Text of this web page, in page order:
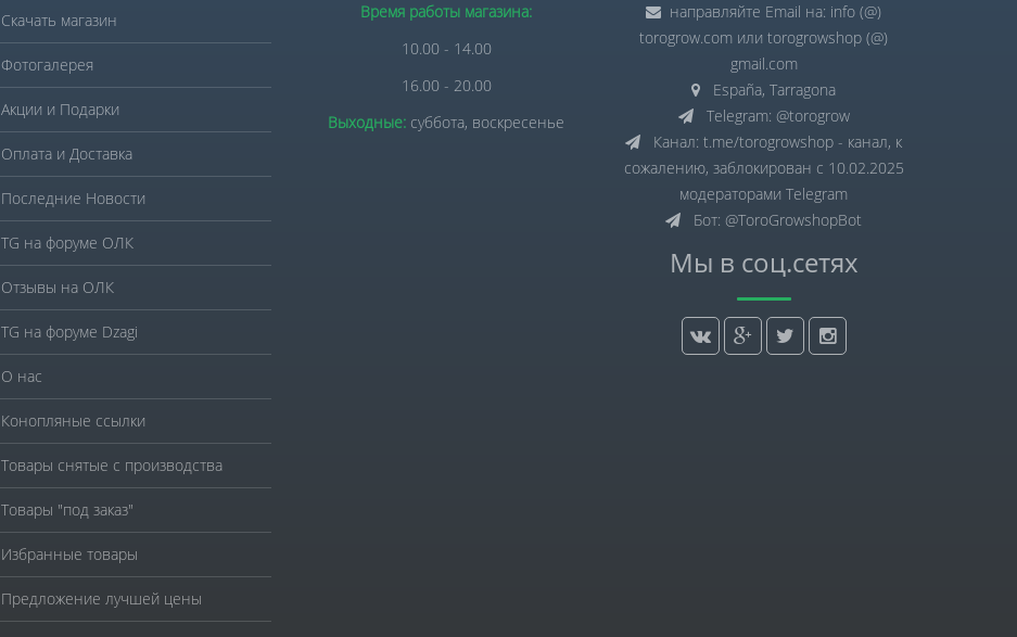
Скачать магазин
Фотогалерея
Акции и Подарки
Оплата и Доставка
Последние Новости
TG на форуме ОЛК
Отзывы на ОЛК
TG на форуме Dzagi
О нас
Конопляные ссылки
Товары снятые с производства
Товары "под заказ"
Избранные товары
Предложение лучшей цены
Время работы магазина:
10.00 - 14.00
16.00 - 20.00
Выходные: суббота, воскресенье
направляйте Email на: info (@)
torogrow.com или torogrowshop (@)
gmail.com
España, Tarragona
Telegram: @torogrow
Канал: t.me/torogrowshop - канал, к
сожалению, заблокирован с 10.02.2025
модераторами Telegram
Бот: @ToroGrowshopBot
Мы в соц.сетях